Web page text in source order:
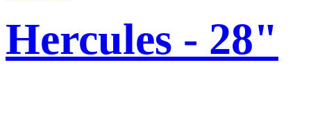
Hercules - 28"